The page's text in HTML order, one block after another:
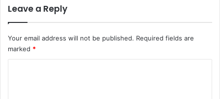
Leave a Reply
Your email address will not be published. Required fields are
marked *